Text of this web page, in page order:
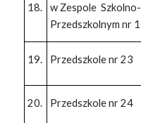
18.
w Zespole Szkolno-
Przedszkolnym nr 1
19. Przedszkole nr 23
20. Przedszkole nr 24